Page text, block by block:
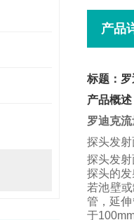
产品
标题：
产品概述
罗迪克
探头发
探头发
探头的
若池壁
管，延
于